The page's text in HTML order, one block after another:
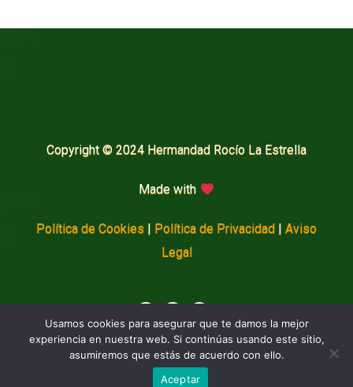
Copyright © 2024 Hermandad Rocío La Estrella
Made with
Política de Cookies | Política de Privacidad | Aviso
Legal
Usamos cookies para asegurar que te damos la mejor
experiencia en nuestra web. Si continúas usando este sitio,
asumiremos que estás de acuerdo con ello.
Aceptar